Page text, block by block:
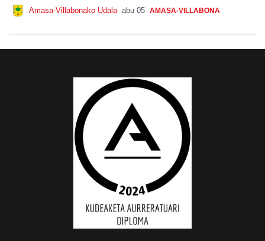
Amasa-Villabonako Udala abu 05 AMASA-VILLABONA